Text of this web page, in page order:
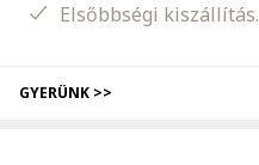
Elsőbbségi kiszállítás.
GYERÜNK >>